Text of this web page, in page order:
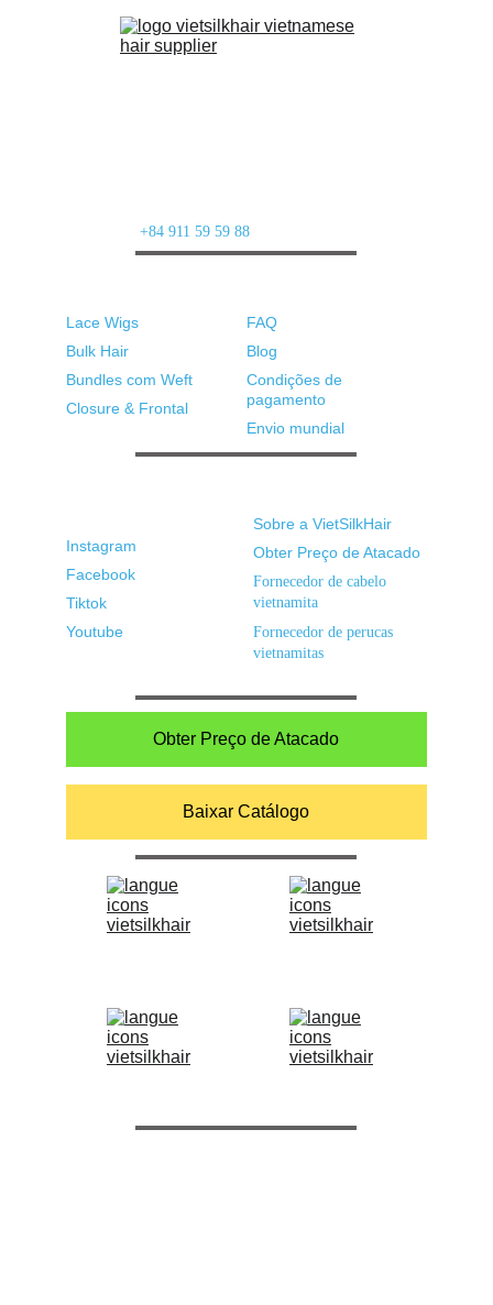
Sobre a VietSilkHair
Obter Preço de Atacado
Fornecedor de cabelo
vietnamita
Fornecedor de perucas
vietnamitas
Lace Wigs
Bulk Hair
Bundles com Weft
Closure & Frontal
Instagram
Facebook
Tiktok
Youtube
FAQ
Blog
Condições de
pagamento
Envio mundial
+84 911 59 59 88
Obter Preço de Atacado
Baixar Catálogo